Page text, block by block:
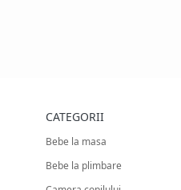
CATEGORII
Bebe la masa
Bebe la plimbare